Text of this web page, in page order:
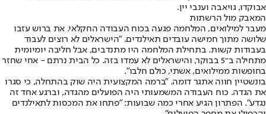
אבוקדו, גויאבה וענבי יין.
המאבק מול הרשתות
מעבר למילואים, המלחמה פגעה בכוח העבודה החקלאי. את ברוש עזבו
שלושה מתוך חמישה עובדים תאילנדים. "הישראלים לא רוצים לעבוד
בעבודות קשות. בתחילת המלחמה היו מתנדבים, אבל חליבה יומיומית
מתחילה ב־5 בבוקר, והישראלים לא עמדו בזה. כל הבית נרתם - אחי שחזר
בחופשות ממילואים, אשתי, כולם חלבו".
בונשטיין חווה אתגר דומה. "ברמה המקצועית היה שוק בהתחלה, כי סגרו
את הגדה. כוח העבודה המשמעותי היה הפועלים מהגדה, וברגע אחד זה
נגדע". הפתרון הגיע אחרי כמה שבועות: "פתחו את המכסות לתאילנדים